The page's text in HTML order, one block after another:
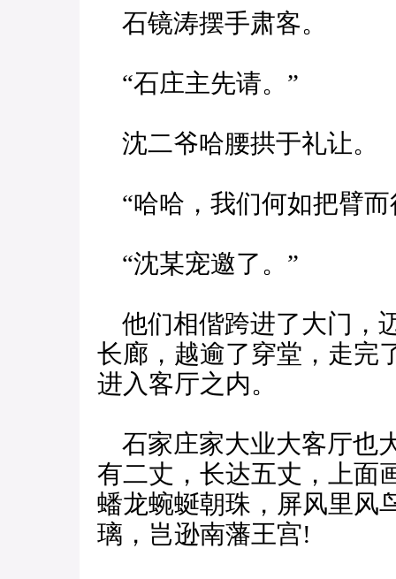
石镜涛摆手肃客。
“石庄主先请。”
沈二爷哈腰拱于礼让。
“哈哈，我们何如把臂而
“沈某宠邀了。”
他们相偕跨进了大门，
长廊，越逾了穿堂，走完
进入客厅之内。
石家庄家大业大客厅也
有二丈，长达五丈，上面
蟠龙蜿蜒朝珠，屏风里风
璃，岂逊南藩王宫!